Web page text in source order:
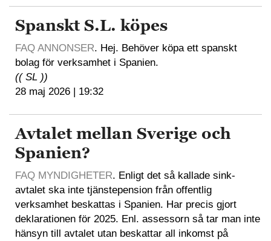
Spanskt S.L. köpes
FAQ ANNONSER. Hej. Behöver köpa ett spanskt
bolag för verksamhet i Spanien.
(( SL ))
28 maj 2026 | 19:32
Avtalet mellan Sverige och
Spanien?
FAQ MYNDIGHETER. Enligt det så kallade sink-
avtalet ska inte tjänstepension från offentlig
verksamhet beskattas i Spanien. Har precis gjort
deklarationen för 2025. Enl. assessorn så tar man inte
hänsyn till avtalet utan beskattar all inkomst på